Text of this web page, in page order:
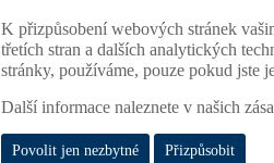
K přizpůsobení webových stránek
třetích stran a dalších analytických
stránky, používáme, pouze pokud jste
Další informace naleznete v našich
Povolit jen nezbytné Přizpůsobit